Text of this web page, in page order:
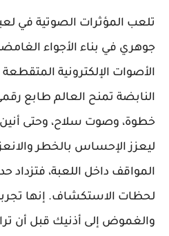
جوهري في بناء الأجواء
الأصوات الإلكترونية
النابضة تمنح العالم طابع
خطوة، وصوت سلاح، وحتى
ليعزز الإحساس بالخطر
المواقف داخل اللعبة، فتزداد
لحظات الاستكشاف. إنها
والغموض إلى أذنيك قبل أن